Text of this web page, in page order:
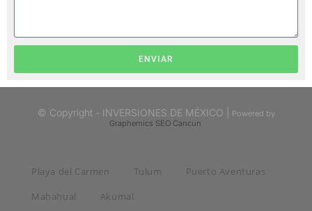
ENVIAR
© Copyright - INVERSIONES DE MÉXICO |
Powered by
Graphemics SEO Cancun
Playa del Carmen Tulum
Puerto Aventuras
Mahahual
Akumal